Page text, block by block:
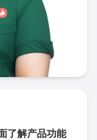
了解产品功能